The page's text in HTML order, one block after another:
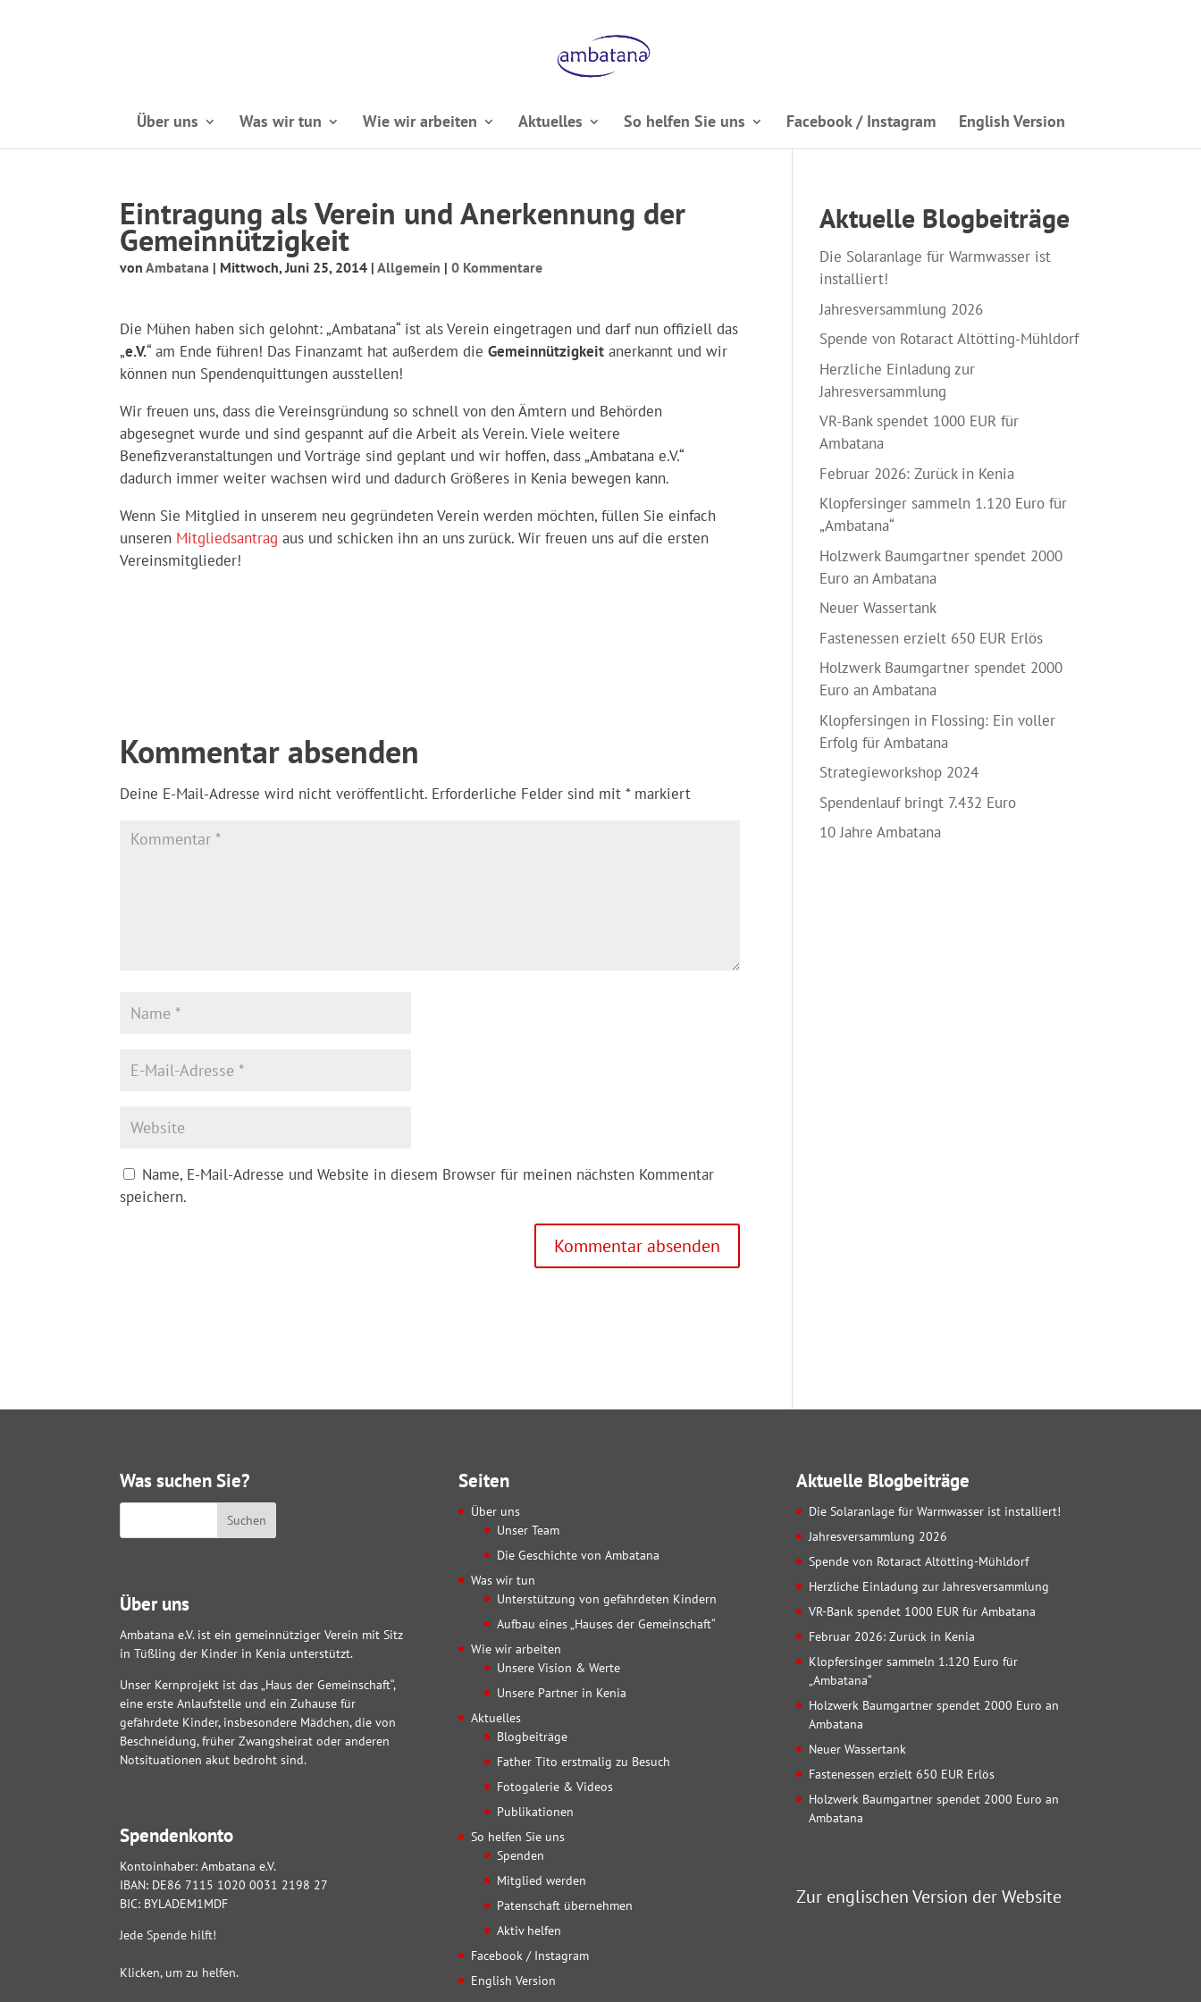
Über uns Was wir tun Wie wir arbeiten Aktuelles So helfen Sie uns Facebook / Instagram English Version
Eintragung als Verein und Anerkennung der
Gemeinnützigkeit
vonAmbatana | Mittwoch, Juni 25, 2014 |Allgemein |0 Kommentare
Die Mühen haben sich gelohnt: „Ambatana“ ist als Verein eingetragen und darf nun offiziell das
„e.V.“ am Ende führen! Das Finanzamt hat außerdem dieGemeinnützigkeit anerkannt und wir
können nun Spendenquittungen ausstellen!
Wir freuen uns, dass die Vereinsgründung so schnell von den Ämtern und Behörden
abgesegnet wurde und sind gespannt auf die Arbeit als Verein. Viele weitere
Benefizveranstaltungen und Vorträge sind geplant und wir hoffen, dass „Ambatana e.V.“
dadurch immer weiter wachsen wird und dadurch Größeres in Kenia bewegen kann.
Wenn Sie Mitglied in unserem neu gegründeten Verein werden möchten, füllen Sie einfach
unseren Mitgliedsantrag aus und schicken ihn an uns zurück. Wir freuen uns auf die ersten
Vereinsmitglieder!
Kommentar absenden
Deine E-Mail-Adresse wird nicht veröffentlicht. Erforderliche Felder sind mit*markiert
Name, E-Mail-Adresse und Website in diesem Browser für meinen nächsten Kommentar
speichern.
Aktuelle Blogbeiträge
Die Solaranlage für Warmwasser ist
installiert!
Jahresversammlung 2026
Spende von Rotaract Altötting-Mühldorf
Herzliche Einladung zur
Jahresversammlung
VR-Bank spendet 1000 EUR für
Ambatana
Februar 2026: Zurück in Kenia
Klopfersinger sammeln 1.120 Euro für
„Ambatana“
Holzwerk Baumgartner spendet 2000
Euro an Ambatana
Neuer Wassertank
Fastenessen erzielt 650 EUR Erlös
Holzwerk Baumgartner spendet 2000
Euro an Ambatana
Klopfersingen in Flossing: Ein voller
Erfolg für Ambatana
Strategieworkshop 2024
Spendenlauf bringt 7.432 Euro
10 Jahre Ambatana
Was suchen Sie?
Über uns
Ambatana e.V. ist ein gemeinnütziger Verein mit Sitz
in Tüßling der Kinder in Kenia unterstützt.
Unser Kernprojekt ist das „Haus der Gemeinschaft“,
eine erste Anlaufstelle und ein Zuhause für
gefährdete Kinder, insbesondere Mädchen, die von
Beschneidung, früher Zwangsheirat oder anderen
Notsituationen akut bedroht sind.
Spendenkonto
Kontoinhaber: Ambatana e.V.
IBAN: DE86 7115 1020 0031 2198 27
BIC: BYLADEM1MDF
Jede Spende hilft!
Klicken, um zu helfen.
Seiten
Über uns
Unser Team
Die Geschichte von Ambatana
Was wir tun
Unterstützung von gefährdeten Kindern
Aufbau eines „Hauses der Gemeinschaft“
Wie wir arbeiten
Unsere Vision & Werte
Unsere Partner in Kenia
Aktuelles
Blogbeiträge
Father Tito erstmalig zu Besuch
Fotogalerie & Videos
Publikationen
So helfen Sie uns
Spenden
Mitglied werden
Patenschaft übernehmen
Aktiv helfen
Facebook / Instagram
English Version
Aktuelle Blogbeiträge
Die Solaranlage für Warmwasser ist installiert!
Jahresversammlung 2026
Spende von Rotaract Altötting-Mühldorf
Herzliche Einladung zur Jahresversammlung
VR-Bank spendet 1000 EUR für Ambatana
Februar 2026: Zurück in Kenia
Klopfersinger sammeln 1.120 Euro für
„Ambatana“
Holzwerk Baumgartner spendet 2000 Euro an
Ambatana
Neuer Wassertank
Fastenessen erzielt 650 EUR Erlös
Holzwerk Baumgartner spendet 2000 Euro an
Ambatana
Zur englischen Version der Website